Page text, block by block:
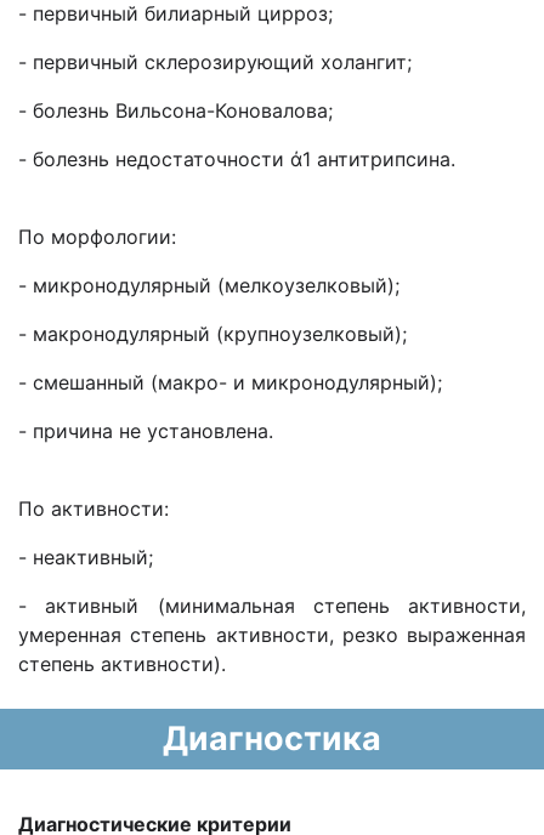
- первичный билиарный цирроз;
- первичный склерозирующий холангит;
- болезнь Вильсона-Коновалова;
- болезнь недостаточности ά1 антитрипсина.
По морфологии:
- микронодулярный (мелкоузелковый);
- макронодулярный (крупноузелковый);
- смешанный (макро- и микронодулярный);
- причина не установлена.
По активности:
- неактивный;
- активный (минимальная степень активности,
умеренная степень активности, резко выраженная
степень активности).
Диагностика
Диагностические критерии